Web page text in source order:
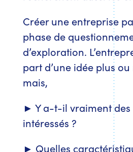
Créer une entreprise
phase de
d’exploration.
part d’une idée plus
mais,
► Y a-t-il vraiment des
intéressés ?
► Quelles